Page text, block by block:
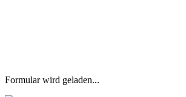
Formular wird geladen...